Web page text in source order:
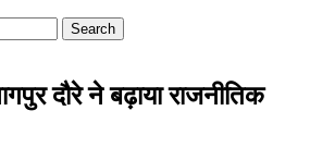
दौरे ने बढ़ाया राजनीतिक